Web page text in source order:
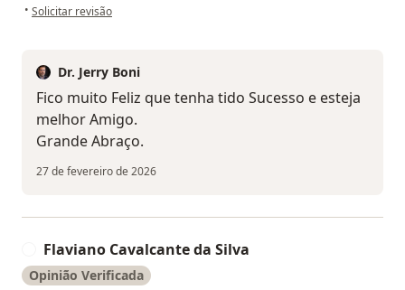
• na opinião do utilizador Domingos Sávio
Solicitar revisão
Dr. Jerry Boni
Fico muito Feliz que tenha tido Sucesso e esteja
melhor Amigo.
Grande Abraço.
27 de fevereiro de 2026
Flaviano Cavalcante da Silva
Opinião Verificada